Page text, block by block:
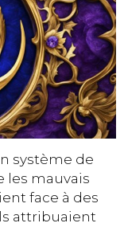
système de
les mauvais
face à des
attribuaient